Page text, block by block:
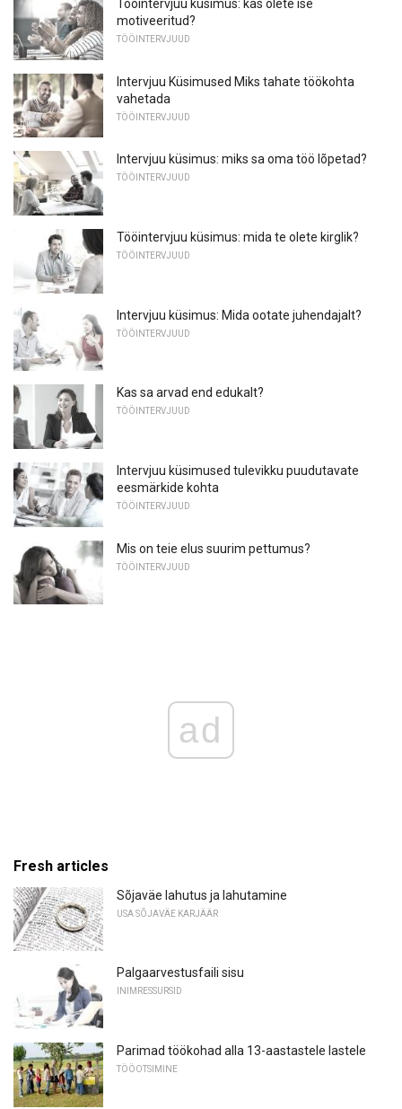
Tööintervjuu küsimus: kas olete ise
motiveeritud?
TÖÖINTERVJUUD
Intervjuu Küsimused Miks tahate töökohta
vahetada
TÖÖINTERVJUUD
Intervjuu küsimus: miks sa oma töö lõpetad?
TÖÖINTERVJUUD
Tööintervjuu küsimus: mida te olete kirglik?
TÖÖINTERVJUUD
Intervjuu küsimus: Mida ootate juhendajalt?
TÖÖINTERVJUUD
Kas sa arvad end edukalt?
TÖÖINTERVJUUD
Intervjuu küsimused tulevikku puudutavate
eesmärkide kohta
TÖÖINTERVJUUD
Mis on teie elus suurim pettumus?
TÖÖINTERVJUUD
ad
Fresh articles
Sõjaväe lahutus ja lahutamine
USA SÕJAVÄE KARJÄÄR
Palgaarvestusfaili sisu
INIMRESSURSID
Parimad töökohad alla 13-aastastele lastele
TÖÖOTSIMINE